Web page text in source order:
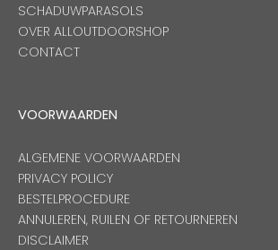
SCHADUWPARASOLS
OVER ALLOUTDOORSHOP
CONTACT
VOORWAARDEN
ALGEMENE VOORWAARDEN
PRIVACY POLICY
BESTELPROCEDURE
ANNULEREN, RUILEN OF RETOURNEREN
DISCLAIMER